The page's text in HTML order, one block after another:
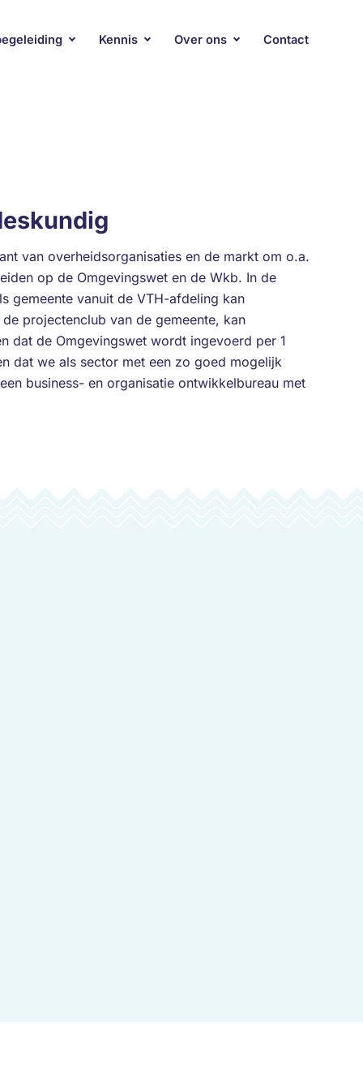
Kennis Over ons Contact
van overheidsorganisaties en de markt om o.a.
op de Omgevingswet en de Wkb. In de
gemeente vanuit de VTH-afdeling kan
projectenclub van de gemeente, kan
dat de Omgevingswet wordt ingevoerd per 1
dat we als sector met een zo goed mogelijk
business- en organisatie ontwikkelbureau met